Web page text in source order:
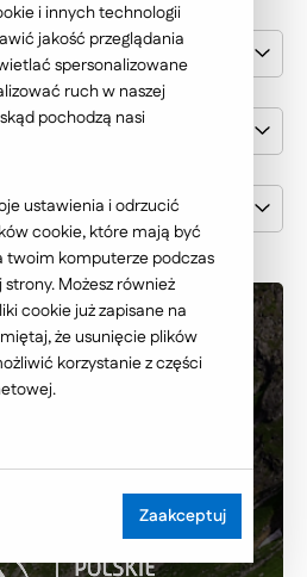
i innych technologii
jakość przeglądania
spersonalizowane
ruch w naszej
pochodzą nasi
ustawienia i odrzucić
cookie, które mają być
twoim komputerze podczas
Możesz również
cookie już zapisane na
że usunięcie plików
korzystanie z części
Zaakceptuj